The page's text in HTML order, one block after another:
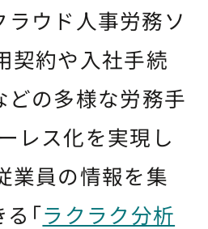
ウド人事労務ソ
契約や入社手続
どの多様な労務手
レス化を実現し
業員の情報を集
「ラクラク分析